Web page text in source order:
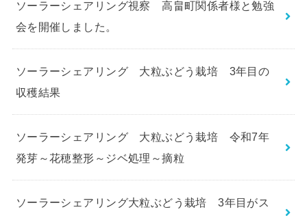
ソーラーシェアリング視察 高畠町関係者様と勉強
会を開催しました。
ソーラーシェアリング 大粒ぶどう栽培 3年目の
収穫結果
ソーラーシェアリング 大粒ぶどう栽培 令和7年
発芽～花穂整形～ジベ処理～摘粒
ソーラーシェアリング大粒ぶどう栽培 3年目がス